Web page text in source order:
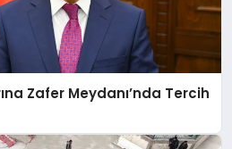
Zafer Meydanı’nda Tercih